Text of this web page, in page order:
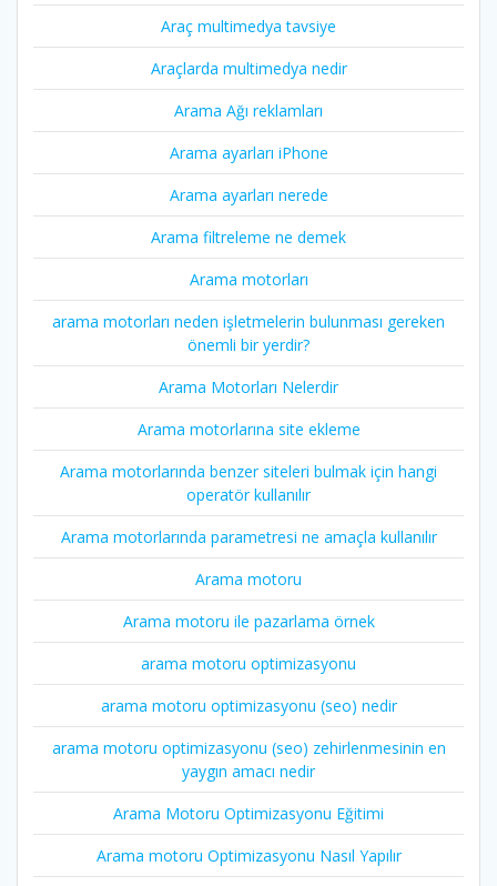
Araç multimedya tavsiye
Araçlarda multimedya nedir
Arama Ağı reklamları
Arama ayarları iPhone
Arama ayarları nerede
Arama filtreleme ne demek
Arama motorları
arama motorları neden işletmelerin bulunması gereken
önemli bir yerdir?
Arama Motorları Nelerdir
Arama motorlarına site ekleme
Arama motorlarında benzer siteleri bulmak için hangi
operatör kullanılır
Arama motorlarında parametresi ne amaçla kullanılır
Arama motoru
Arama motoru ile pazarlama örnek
arama motoru optimizasyonu
arama motoru optimizasyonu (seo) nedir
arama motoru optimizasyonu (seo) zehirlenmesinin en
yaygın amacı nedir
Arama Motoru Optimizasyonu Eğitimi
Arama motoru Optimizasyonu Nasıl Yapılır